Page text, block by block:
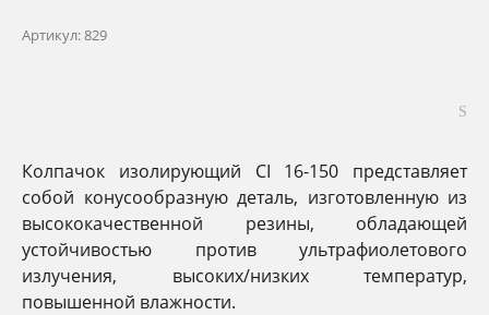
Артикул:829
Колпачок изолирующий CI 16-150 представляет
собой конусообразную деталь, изготовленную из
высококачественной резины, обладающей
устойчивостью против ультрафиолетового
излучения, высоких/низких температур,
повышенной влажности.